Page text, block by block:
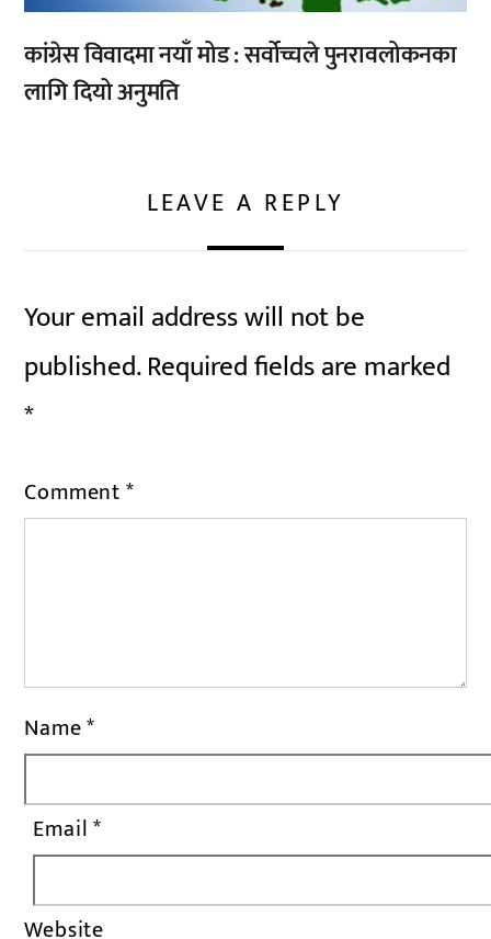
कांग्रेस विवादमा नयाँ मोड : सर्वोच्चले पुनरावलोकनका
लागि दियो अनुमति
LEAVE A REPLY
Your email address will not be
published.Required fields are marked
*
Comment*
Name*
Email*
Website